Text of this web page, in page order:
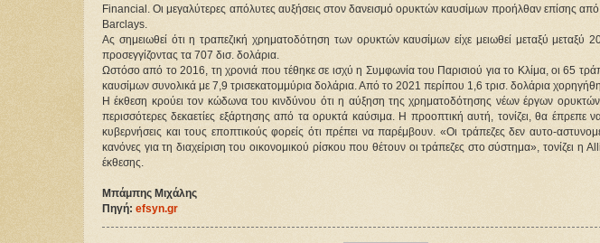
Financial. Οι μεγαλύτερες απόλυτες αυξήσεις στον δανεισμό ορυκτών καυσίμων προήλθαν επίσης από
Barclays.
Ας σημειωθεί ότι η τραπεζική χρηματοδότηση των ορυκτών καυσίμων είχε μειωθεί μεταξύ μεταξύ
προσεγγίζοντας τα 707 δισ. δολάρια.
Ωστόσο από το 2016, τη χρονιά που τέθηκε σε ισχύ η Συμφωνία του Παρισιού για το Κλίμα, οι 65
καυσίμων συνολικά με 7,9 τρισεκατομμύρια δολάρια. Από το 2021 περίπου 1,6 τρισ. δολάρια
Η έκθεση κρούει τον κώδωνα του κινδύνου ότι η αύξηση της χρηματοδότησης νέων έργων
περισσότερες δεκαετίες εξάρτησης από τα ορυκτά καύσιμα. Η προοπτική αυτή, τονίζει, θα έπρεπε
κυβερνήσεις και τους εποπτικούς φορείς ότι πρέπει να παρέμβουν. «Οι τράπεζες δεν αυτο-
κανόνες για τη διαχείριση του οικονομικού ρίσκου που θέτουν οι τράπεζες στο σύστημα», τονίζει
έκθεσης.
Μπάμπης Μιχάλης
Πηγή: efsyn.gr